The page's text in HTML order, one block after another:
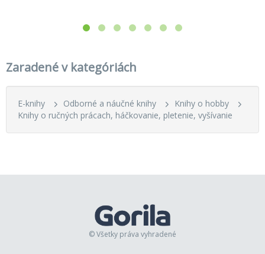
Zaradené v kategóriách
E-knihy Odborné a náučné knihy
Knihy o hobby
Knihy o ručných prácach, háčkovanie, pletenie, vyšívanie
© Všetky práva vyhradené